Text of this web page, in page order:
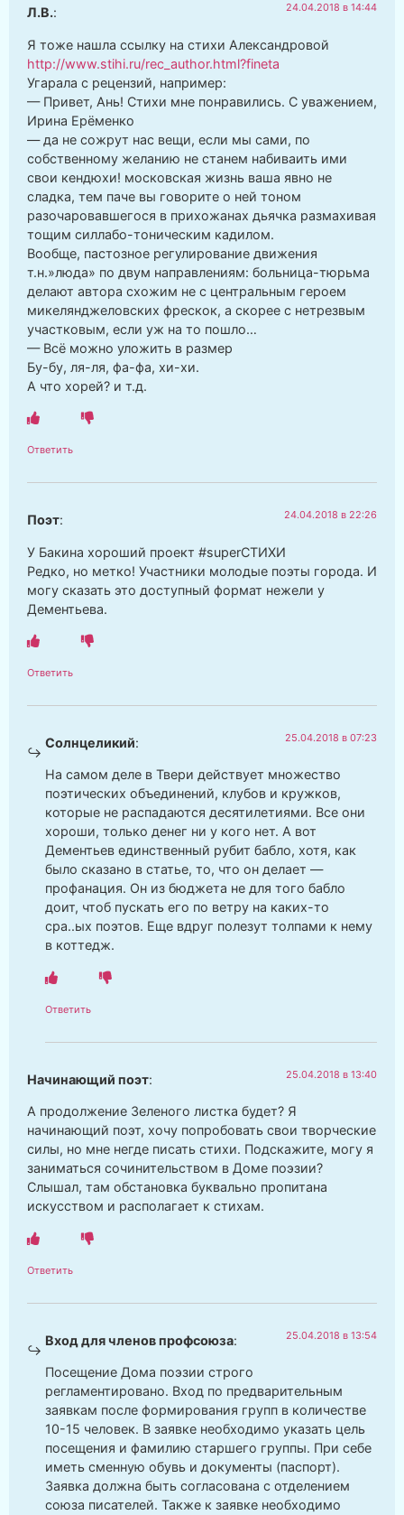
Л.В.: 24.04.2018 в 14:44
Я тоже нашла ссылку на стихи Александровой
http://www.stihi.ru/rec_author.html?fineta
Угарала с рецензий, например:
— Привет, Ань! Стихи мне понравились. С уважением,
Ирина Ерёменко
— да не сожрут нас вещи, если мы сами, по
собственному желанию не станем набиваить ими
свои кендюхи! московская жизнь ваша явно не
сладка, тем паче вы говорите о ней тоном
разочаровавшегося в прихожанах дьячка размахивая
тощим силлабо-тоническим кадилом.
Вообще, пастозноe регулирование движения
т.н.»люда» по двум направлениям: больница-тюрьма
делают автора схожим не с центральным героем
микелянджеловских фрескок, а скорее с нетрезвым
участковым, если уж на то пошло…
— Всё можно уложить в размер
Бу-бу, ля-ля, фа-фа, хи-хи.
А что хорей? и т.д.
Ответить
Поэт: 24.04.2018 в 22:26
У Бакина хороший проект #superСТИХИ
Редко, но метко! Участники молодые поэты города. И
могу сказать это доступный формат нежели у
Дементьева.
Ответить
Солнцеликий: 25.04.2018 в 07:23
На самом деле в Твери действует множество
поэтических объединений, клубов и кружков,
которые не распадаются десятилетиями. Все они
хороши, только денег ни у кого нет. А вот
Дементьев единственный рубит бабло, хотя, как
было сказано в статье, то, что он делает —
профанация. Он из бюджета не для того бабло
доит, чтоб пускать его по ветру на каких-то
сра..ых поэтов. Еще вдруг полезут толпами к нему
в коттедж.
Ответить
Начинающий поэт: 25.04.2018 в 13:40
А продолжение Зеленого листка будет? Я
начинающий поэт, хочу попробовать свои творческие
силы, но мне негде писать стихи. Подскажите, могу я
заниматься сочинительством в Доме поэзии?
Слышал, там обстановка буквально пропитана
искусством и располагает к стихам.
Ответить
Вход для членов профсоюза: 25.04.2018 в 13:54
Посещение Дома поэзии строго
регламентировано. Вход по предварительным
заявкам после формирования групп в количестве
10-15 человек. В заявке необходимо указать цель
посещения и фамилию старшего группы. При себе
иметь сменную обувь и документы (паспорт).
Заявка должна быть согласована с отделением
союза писателей. Также к заявке необходимо